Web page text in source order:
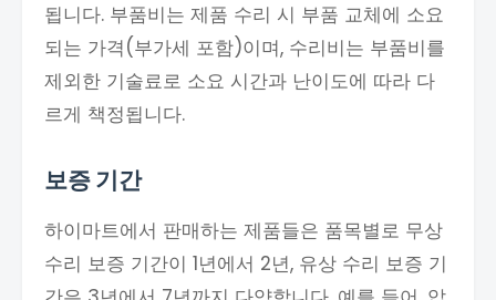
됩니다. 부품비는 제품 수리 시 부품 교체에 소요
되는 가격(부가세 포함)이며, 수리비는 부품비를
제외한 기술료로 소요 시간과 난이도에 따라 다
르게 책정됩니다.
보증 기간
하이마트에서 판매하는 제품들은 품목별로 무상
수리 보증 기간이 1년에서 2년, 유상 수리 보증 기